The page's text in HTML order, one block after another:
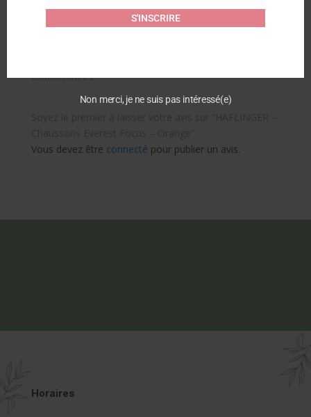
18 septembre 2025
Article similaire
Commentaires
Soyez le premier à laisser votre avis sur “HAFLINGER –
Chaussons Everest Focus – Orange”
Vous devez être connecté pour publier un avis.
Horaires
S'INSCRIRE
Non merci, je ne suis pas intéressé(e)